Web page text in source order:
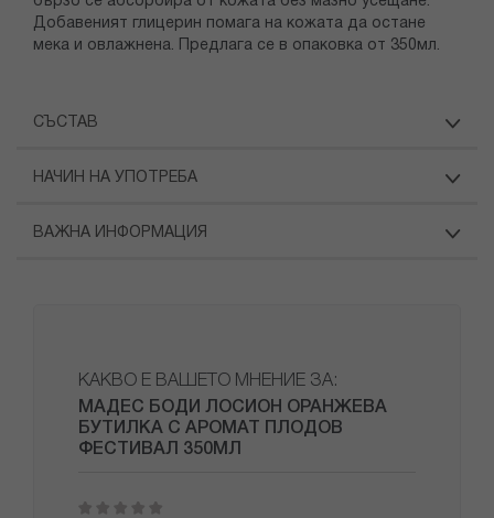
Добавеният глицерин помага на кожата да остане
мека и овлажнена. Предлага се в опаковка от 350мл.
СЪСТАВ
НАЧИН НА УПОТРЕБА
ВАЖНА ИНФОРМАЦИЯ
КАКВО Е ВАШЕТО МНЕНИЕ ЗА:
МАДЕС БОДИ ЛОСИОН ОРАНЖЕВА
БУТИЛКА С АРОМАТ ПЛОДОВ
ФЕСТИВАЛ 350МЛ